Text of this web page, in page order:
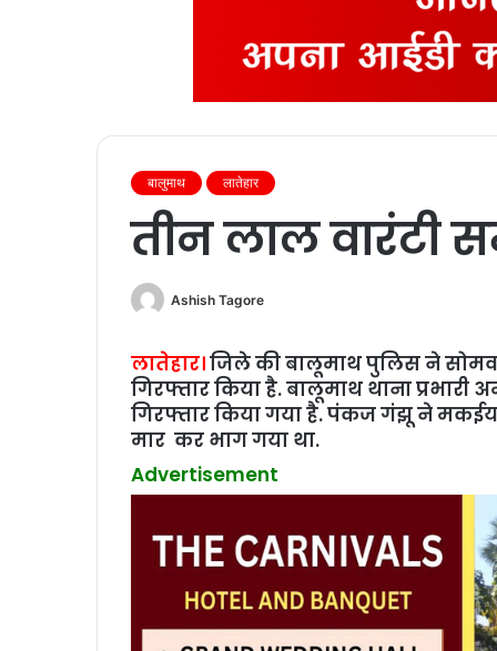
बालुमाथ लातेहार
तीन लाल वारंटी
Ashish Tagore
लातेहार।जिले की बालूमाथ पुलिस ने
गिरफ्तार किया है. बालूमाथ थाना
गिरफ्तार किया गया है. पंकज गंझू ने
मार कर भाग गया था.
Advertisement